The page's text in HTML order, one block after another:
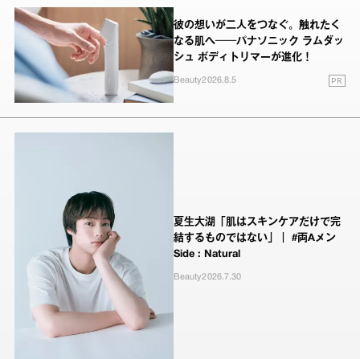
彼の想いが二人をつなぐ。触れたく
なる肌へ──パナソニック ラムダッ
シュ ボディトリマーが進化！
Beauty2026.8.5 PR
夏生大湖「肌はスキンケアだけで完
結するものではない」｜ #両Aメン
Side : Natural
Beauty2026.7.30